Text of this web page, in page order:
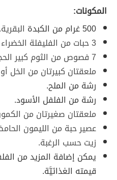
المكونات:
500 غرام من الكبدة
البقرية.
3 حبات من الفليفلة الخضراء الحارة كبيرة الحجم.
7 فصوص من الثوم كبير الحجم.
ملعقتان كبيرتان من الخل
رشة من الملح.
رشة من الفلفل الأسود.
ملعقتان صغيرتان من
عصير حبة من الليمون
زيت حسب الرغبة.
يمكن إضافة المزيد من
قيمته الغذائيَّة.